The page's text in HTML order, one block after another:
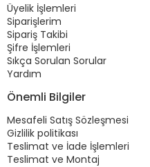
Üyelik İşlemleri
Siparişlerim
Sipariş Takibi
Şifre İşlemleri
Sıkça Sorulan Sorular
Yardım
Önemli Bilgiler
Mesafeli Satış Sözleşmesi
Gizlilik politikası
Teslimat ve İade İşlemleri
Teslimat ve Montaj